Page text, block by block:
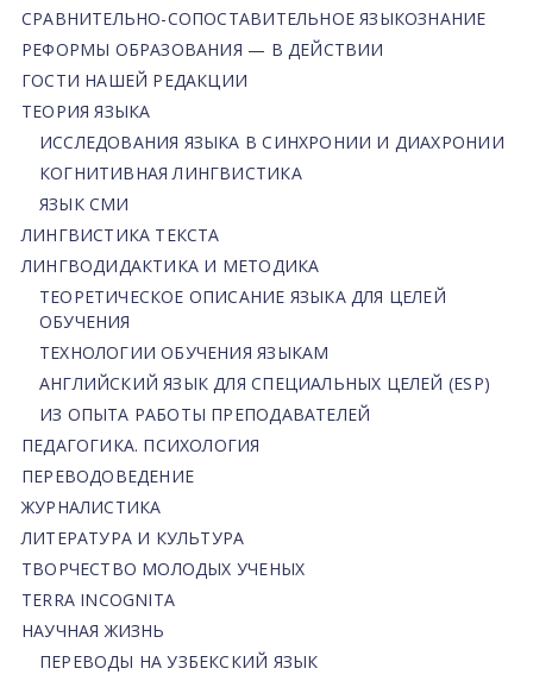
СРАВНИТЕЛЬНО-СОПОСТАВИТЕЛЬНОЕ ЯЗЫКОЗНАНИЕ
РЕФОРМЫ ОБРАЗОВАНИЯ — В ДЕЙСТВИИ
ГОСТИ НАШЕЙ РЕДАКЦИИ
ТЕОРИЯ ЯЗЫКА
ИССЛЕДОВАНИЯ ЯЗЫКА В СИНХРОНИИ И ДИАХРОНИИ
КОГНИТИВНАЯ ЛИНГВИСТИКА
ЯЗЫК СМИ
ЛИНГВИСТИКА ТЕКСТА
ЛИНГВОДИДАКТИКА И МЕТОДИКА
ТЕОРЕТИЧЕСКОЕ ОПИСАНИЕ ЯЗЫКА ДЛЯ ЦЕЛЕЙ
ОБУЧЕНИЯ
ТЕХНОЛОГИИ ОБУЧЕНИЯ ЯЗЫКАМ
АНГЛИЙСКИЙ ЯЗЫК ДЛЯ СПЕЦИАЛЬНЫХ ЦЕЛЕЙ (ESP)
ИЗ ОПЫТА РАБОТЫ ПРЕПОДАВАТЕЛЕЙ
ПЕДАГОГИКА. ПСИХОЛОГИЯ
ПЕРЕВОДОВЕДЕНИЕ
ЖУРНАЛИСТИКА
ЛИТЕРАТУРА И КУЛЬТУРА
ТВОРЧЕСТВО МОЛОДЫХ УЧЕНЫХ
TERRA INCOGNITA
НАУЧНАЯ ЖИЗНЬ
ПЕРЕВОДЫ НА УЗБЕКСКИЙ ЯЗЫК